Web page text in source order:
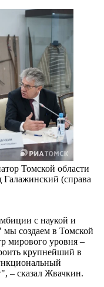
Томской области
(справа
с наукой и
создаем в Томской
мирового уровня –
крупнейший в
– сказал Жвачкин.